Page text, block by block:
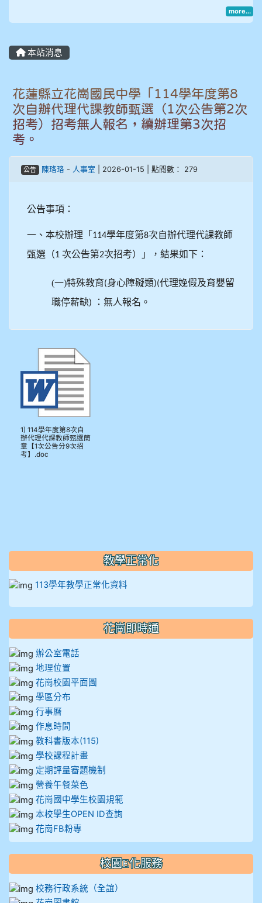
905周沛蓉
905鄭瑀安
907張晏寧
908彭主豪
909林柏翰
910謝尚橙
910呂芃澔
910溫婕伶
911王祉傑
911張 婷
912彭子宸
914王苡澄
more...
本站消息
花蓮縣立花崗國民中學「114學年度第8
次自辦代理代課教師甄選（1次公告第2次
招考）招考無人報名，續辦理第3次招
考。
公告 陳珞珞- 人事室 | 2026-01-15 | 點閱數： 279
公告事項：
一、本校辦理「 114學年度第8次自辦代理代課教師
甄選（1 次公告第2次招考）」，結果如下：
(一)特殊教育(身心障礙類)(代理娩假及育嬰留
職停薪缺) ：無人報名。
1) 114學年度第8次自
辦代理代課教師甄選簡
章【1次公告分9次招
考】.doc
教學正常化
113學年教學正常化資料
花崗即時通
辦公室電話
地理位置
花崗校園平面圖
學區分布
行事曆
作息時間
教科書版本(115)
學校課程計畫
定期評量審題機制
營養午餐菜色
花崗國中學生校園規範
本校學生OPEN ID查詢
花崗FB粉專
校園E化服務
校務行政系統（全誼）